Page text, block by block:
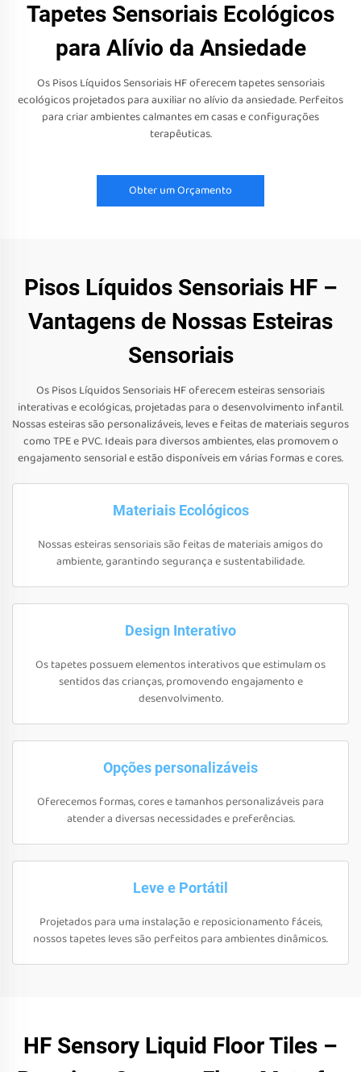
Tapetes Sensoriais Ecológicos
para Alívio da Ansiedade
Os Pisos Líquidos Sensoriais HF oferecem tapetes sensoriais
ecológicos projetados para auxiliar no alívio da ansiedade. Perfeitos
para criar ambientes calmantes em casas e configurações
terapêuticas.
Obter um Orçamento
Pisos Líquidos Sensoriais HF –
Vantagens de Nossas Esteiras
Sensoriais
Os Pisos Líquidos Sensoriais HF oferecem esteiras sensoriais
interativas e ecológicas, projetadas para o desenvolvimento infantil.
Nossas esteiras são personalizáveis, leves e feitas de materiais seguros
como TPE e PVC. Ideais para diversos ambientes, elas promovem o
engajamento sensorial e estão disponíveis em várias formas e cores.
Materiais Ecológicos
Nossas esteiras sensoriais são feitas de materiais amigos do
ambiente, garantindo segurança e sustentabilidade.
Design Interativo
Os tapetes possuem elementos interativos que estimulam os
sentidos das crianças, promovendo engajamento e
desenvolvimento.
Opções personalizáveis
Oferecemos formas, cores e tamanhos personalizáveis para
atender a diversas necessidades e preferências.
Leve e Portátil
Projetados para uma instalação e reposicionamento fáceis,
nossos tapetes leves são perfeitos para ambientes dinâmicos.
HF Sensory Liquid Floor Tiles –